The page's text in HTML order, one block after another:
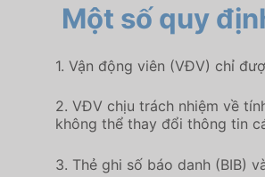
Một số quy
1. Vận động viên (VĐV) chỉ
2. VĐV chịu trách nhiệm về
không thể thay đổi thông tin
3. Thẻ ghi số báo danh (BIB)